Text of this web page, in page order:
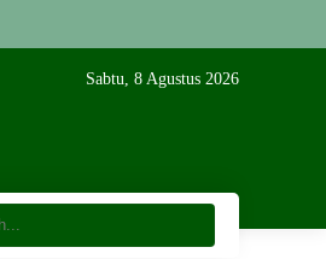
Sabtu, 8 Agustus 2026